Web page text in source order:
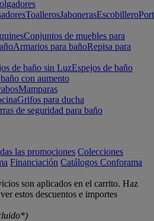
ToallerosJabonerasEscobillero
Conjuntos de muebles para
Armarios para bañoRepisa para
de baño sin LuzEspejos de baño
con aumento
Mamparas
Grifos para ducha
de seguridad para baño
las promociones Colecciones
Financiación Catálogos Conforama
son aplicados en el carrito. Haz
estos descuentos e importes